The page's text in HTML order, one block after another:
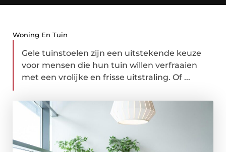
Woning En Tuin
Gele tuinstoelen zijn een uitstekende keuze
voor mensen die hun tuin willen verfraaien
met een vrolijke en frisse uitstraling. Of ...